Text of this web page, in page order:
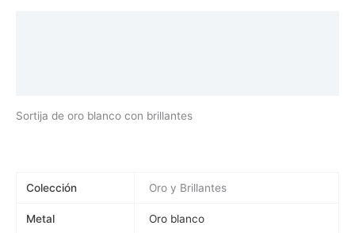
Sortija de oro blanco con brillantes
Colección Oro y Brillantes
Metal Oro blanco